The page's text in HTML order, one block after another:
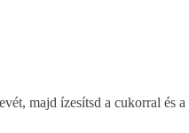
majd ízesítsd a cukorral